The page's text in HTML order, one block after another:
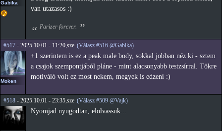
Gabika
van utazasos :)
Parizer forever.
#517 - 2025.10.01 - 11:20,sze (Válasz #516 @Gabika)
Moken
+1 szerintem is ez a peak male body, sokkal jobban néz ki - sztem
a csajok szempontjából pláne - mint alacsonyabb testzsírral. Tökre
motiváló volt ez most nekem, megyek is edzeni :)
#518 - 2025.10.01 - 23:35,sze (Válasz #509 @Vajk)
Nyomjad nyugodtan, elolvassuk...